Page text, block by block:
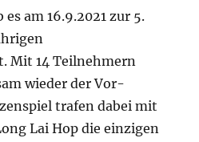
am 16.9.2021 zur 5.
Mit 14 Teilnehmern
wieder der Vor-
trafen dabei mit
Lai Hop die einzigen